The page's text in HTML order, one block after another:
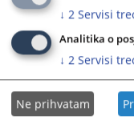
↓ 2 Servisi
Analitika o
↓ 2 Servisi
Ne prihvatam